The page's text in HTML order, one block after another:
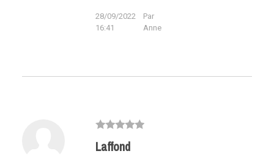
28/09/2022
16:41
Par
Anne
Laffond